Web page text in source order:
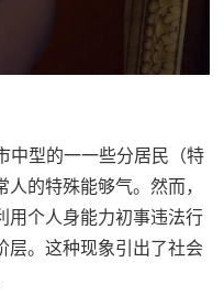
中型的一一些分居民（特
的特殊能够气。然而，
用个人身能力初事违法行
层。这种现象引出了社会